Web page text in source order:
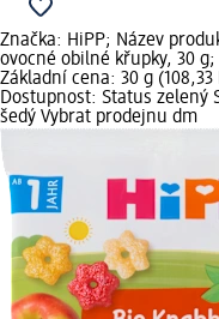
Značka: HiPP; Název
ovocné obilné křupky, 30 g;
Základní cena: 30 g (108,33
Dostupnost: Status zelený
šedý Vybrat prodejnu dm